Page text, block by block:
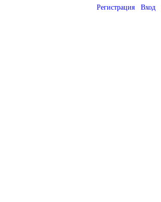
Регистрация Вход